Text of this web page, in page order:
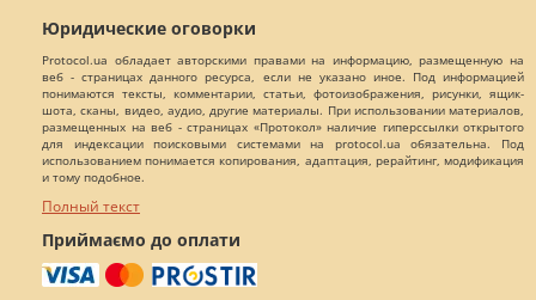
Юридические оговорки
Protocol.ua обладает авторскими правами на информацию, размещенную на
веб - страницах данного ресурса, если не указано иное. Под информацией
понимаются тексты, комментарии, статьи, фотоизображения, рисунки, ящик-
шота, сканы, видео, аудио, другие материалы. При использовании материалов,
размещенных на веб - страницах «Протокол» наличие гиперссылки открытого
для индексации поисковыми системами на protocol.ua обязательна. Под
использованием понимается копирования, адаптация, рерайтинг, модификация
и тому подобное.
Полный текст
Приймаємо до оплати